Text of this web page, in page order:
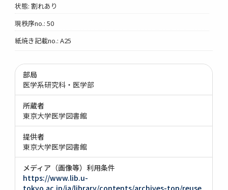
状態: 割れあり
現秩序no.: 50
紙焼き記載no.: A25
部局
医学系研究科・医学部
所蔵者
東京大学医学図書館
提供者
東京大学医学図書館
メディア（画像等）利用条件
https://www.lib.u-
tokyo.ac.jp/ja/library/contents/archives-top/reuse